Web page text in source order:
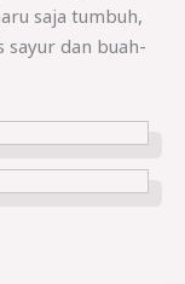
saja tumbuh,
dan buah-